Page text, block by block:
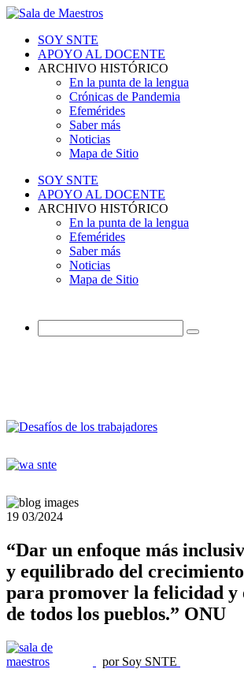
SOY SNTE
APOYO AL DOCENTE
ARCHIVO HISTÓRICO
En la punta de la lengua
Crónicas de Pandemia
Efemérides
Saber más
Noticias
Mapa de Sitio
SOY SNTE
APOYO AL DOCENTE
ARCHIVO HISTÓRICO
En la punta de la lengua
Efemérides
Saber más
Noticias
Mapa de Sitio
19 03/2024
“Dar un enfoque más
y equilibrado del
para promover la felicidad y
de todos los pueblos.” ONU
por Soy SNTE